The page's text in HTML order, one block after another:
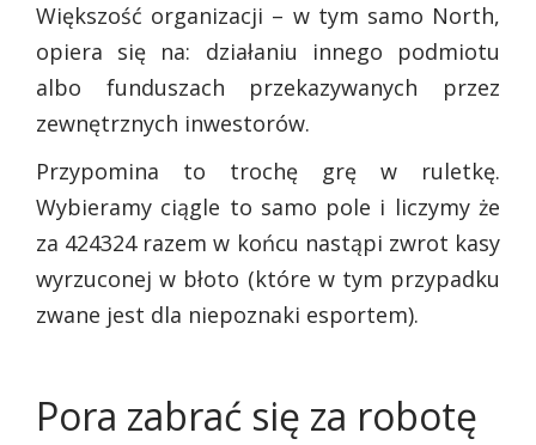
Większość organizacji – w tym samo North,
opiera się na: działaniu innego podmiotu
albo funduszach przekazywanych przez
zewnętrznych inwestorów.
Przypomina to trochę grę w ruletkę.
Wybieramy ciągle to samo pole i liczymy że
za 424324 razem w końcu nastąpi zwrot kasy
wyrzuconej w błoto (które w tym przypadku
zwane jest dla niepoznaki esportem).
Pora zabrać się za robotę